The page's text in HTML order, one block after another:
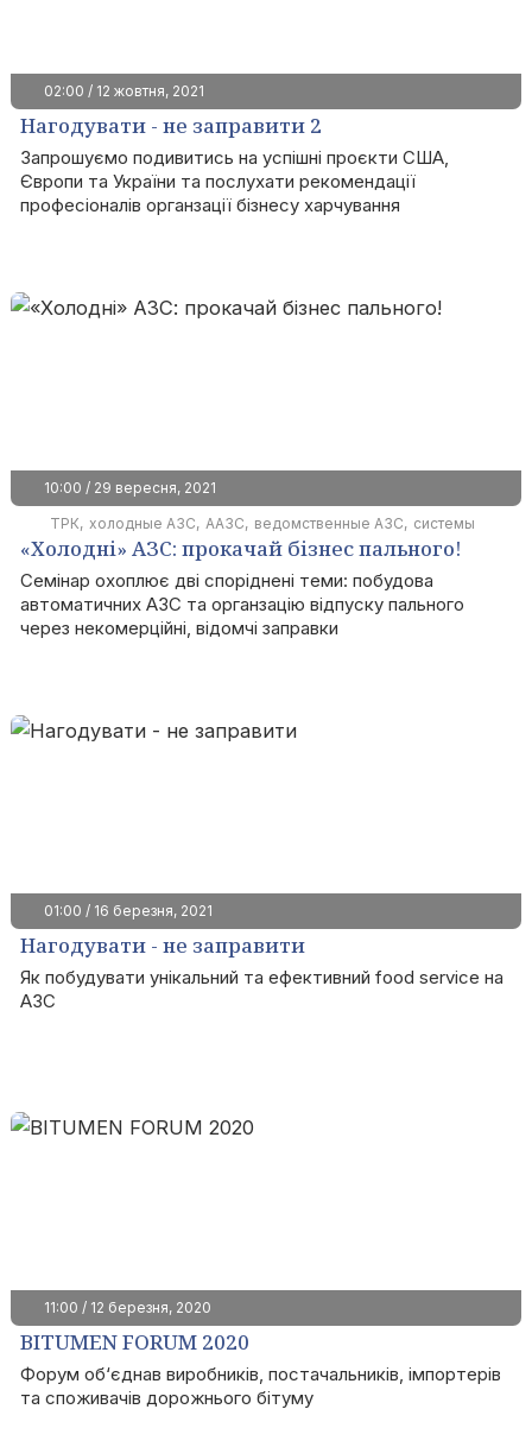
02:00 / 12 жовтня, 2021
Нагодувати - не заправити 2
Запрошуємо подивитись на успішні проєкти США,
Європи та України та послухати рекомендації
професіоналів органзації бізнесу харчування
10:00 / 29 вересня, 2021
ТРК холодные АЗС ААЗС ведомственные АЗС
системы
учета
«Холодні» АЗС: прокачай бізнес пального!
Семінар охоплює дві споріднені теми: побудова
автоматичних АЗС та органзацію відпуску пального
через некомерційні, відомчі заправки
01:00 / 16 березня, 2021
Нагодувати - не заправити
Як побудувати унікальний та ефективний food service на
АЗС
11:00 / 12 березня, 2020
BITUMEN FORUM 2020
Форум об‘єднав виробників, постачальників, імпортерів
та споживачів дорожнього бітуму